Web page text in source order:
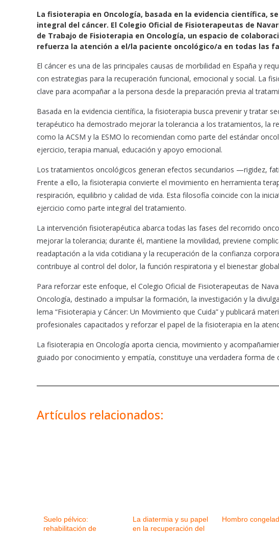
c
e
b
o
k
a
t
s
p
p
a
i
l
La fisioterapia en Oncología, basada en la evidencia científica,
integral del cáncer. El Colegio Oficial de Fisioterapeutas de
de Trabajo de Fisioterapia en Oncología, un espacio de
refuerza la atención a el/la paciente oncológico/a en todas las
El cáncer es una de las principales causas de morbilidad en España y
con estrategias para la recuperación funcional, emocional y social. La
clave para acompañar a la persona desde la preparación previa al
Basada en la evidencia científica, la fisioterapia busca prevenir y tratar
terapéutico ha demostrado mejorar la tolerancia a los tratamientos, la
como la ACSM y la ESMO lo recomiendan como parte del estándar
ejercicio, terapia manual, educación y apoyo emocional.
Los tratamientos oncológicos generan efectos secundarios —rigidez,
Frente a ello, la fisioterapia convierte el movimiento en herramienta
respiración, equilibrio y calidad de vida. Esta filosofía coincide con la
ejercicio como parte integral del tratamiento.
La intervención fisioterapéutica abarca todas las fases del recorrido
mejorar la tolerancia; durante él, mantiene la movilidad, previene
readaptación a la vida cotidiana y la recuperación de la confianza
contribuye al control del dolor, la función respiratoria y el bienestar
Para reforzar este enfoque, el Colegio Oficial de Fisioterapeutas de
Oncología, destinado a impulsar la formación, la investigación y la
lema “Fisioterapia y Cáncer: Un Movimiento que Cuida” y publicará
profesionales capacitados y reforzar el papel de la fisioterapia en la
La fisioterapia en Oncología aporta ciencia, movimiento y
guiado por conocimiento y empatía, constituye una verdadera forma de
Artículos relacionados:
Suelo pélvico:
rehabilitación de
La diatermia y su papel
en la recuperación del
Hombro